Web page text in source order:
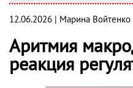
12.06.2026 | Марина Войтенко
Аритмия
реакция